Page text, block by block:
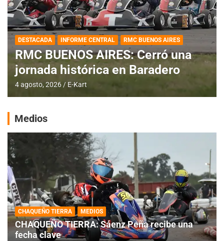
DESTACADA INFORME CENTRAL RMC BUENOS AIRES
RMC BUENOS AIRES: Cerró una
jornada histórica en Baradero
4 agosto, 2026 E-Kart
Medios
CHAQUEÑO TIERRA MEDIOS
CHAQUEÑO TIERRA: Sáenz Peña recibe una
fecha clave